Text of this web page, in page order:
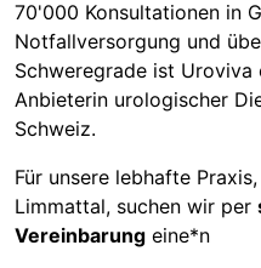
70'000 Konsultationen in
Notfallversorgung und
Schweregrade ist Uroviva
Anbieterin urologischer
Schweiz.
Für unsere lebhafte
Limmattal, suchen wir per
Vereinbarung eine*n